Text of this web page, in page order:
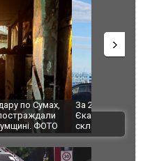
з Україною: в
загорівся
"Мої